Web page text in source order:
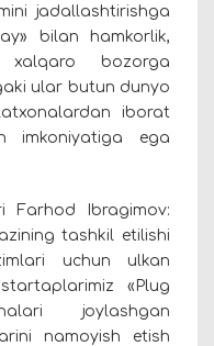
jadallashtirishga
bilan hamkorlik,
xalqaro bozorga
ular butun dunyo
iborat
imkoniyatiga ega
Farhod Ibragimov:
tashkil etilishi
uchun ulkan
«Plug
joylashgan
namoyish etish